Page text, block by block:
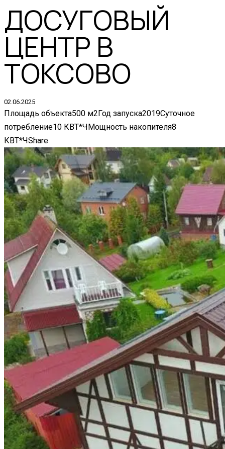
ДОСУГОВЫЙ
ЦЕНТР В
ТОКСОВО
02.06.2025
Площадь объекта500 м2Год запуска2019Суточное
потребление10 КВТ*ЧМощность накопителя8
КВТ*ЧShare